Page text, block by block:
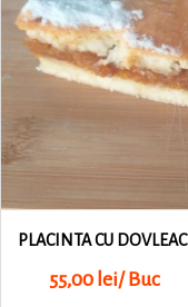
PLACINTA CU DOVLEAC
55,00 lei/ Buc